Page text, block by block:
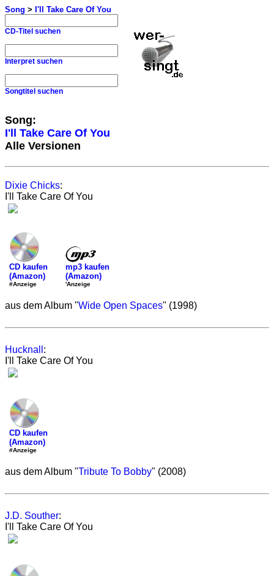
Song > I'll Take Care Of You
CD-Titel suchen
Interpret suchen
Songtitel suchen
Song:
I'll Take Care Of You
Alle Versionen
Dixie Chicks:
I'll Take Care Of You
CD kaufen
(Amazon)
#Anzeige
mp3 kaufen
(Amazon)
'Anzeige
aus dem Album "Wide Open Spaces" (1998)
Hucknall :
I'll Take Care Of You
CD kaufen
(Amazon)
#Anzeige
aus dem Album "Tribute To Bobby" (2008)
J.D. Souther:
I'll Take Care Of You